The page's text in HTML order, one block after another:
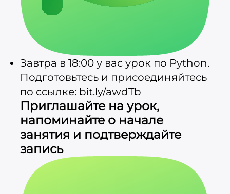
Завтра в 18:00 у вас урок по Python.
Подготовьтесь и присоединяйтесь
по ссылке: bit.ly/awdTb
Приглашайте на урок,
напоминайте о начале
занятия и подтверждайте
запись